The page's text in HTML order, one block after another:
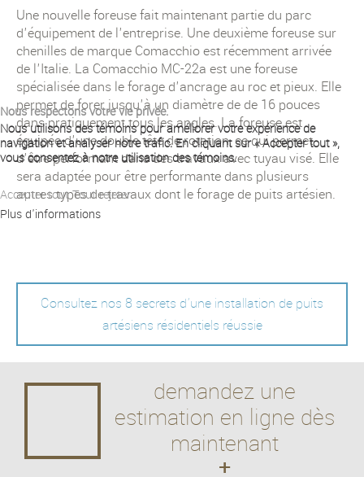
Une nouvelle foreuse fait maintenant partie du parc
d'équipement de l'entreprise. Une deuxième foreuse sur
chenilles de marque Comacchio est récemment arrivée
de l'Italie. La Comacchio MC-22a est une foreuse
spécialisée dans le forage d'ancrage au roc et pieux. Elle
permet de forer jusqu'à un diamètre de de 16 pouces
dans pratiquement tous les angles. La foreuse est
équipée d'une double tête de rotation, ce qui permet
d'être performant dans des travaux avec tuyau visé. Elle
sera adaptée pour être performante dans plusieurs
autres types de travaux dont le forage de puits artésien.
Consultez nos 8 secrets d'une installation de puits
artésiens résidentiels réussie
demandez une
estimation en ligne dès
maintenant
+
Nous respectons votre vie privée.
Nous utilisons des témoins pour améliorer votre expérience de
navigation et analyser notre trafic. En cliquant sur « Accepter tout »,
vous consentez à notre utilisation des témoins.
Accepter toutTout rejeter
Plus d'informations